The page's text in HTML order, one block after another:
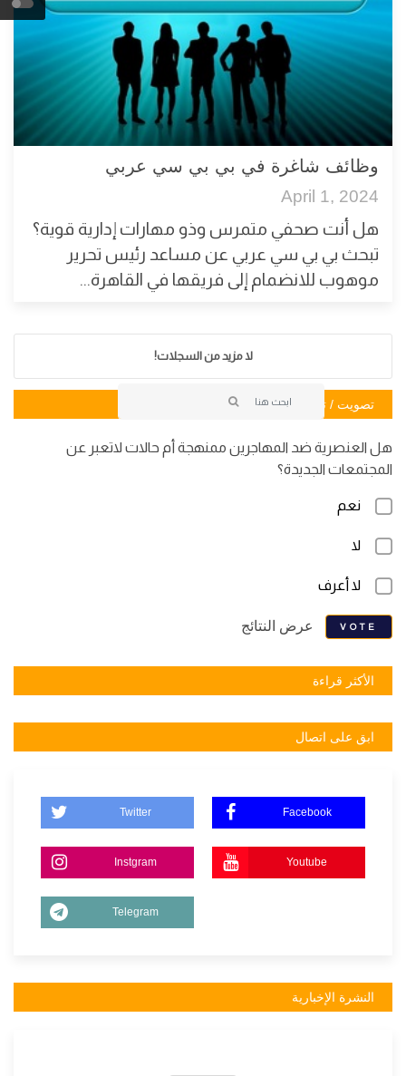
وظائف شاغرة في بي بي سي عربي
April 1, 2024
هل أنت صحفي متمرس وذو مهارات إدارية قوية؟
تبحث بي بي سي عربي عن مساعد رئيس تحرير
موهوب للانضمام إلى فريقها في القاهرة...
لا مزيد من السجلات!
تصويت / تصويت
هل العنصرية ضد المهاجرين ممنهجة أم حالات لاتعبر عن
المجتمعات الجديدة؟
نعم
لا
لا أعرف
VOTE عرض النتائج
الأكثر قراءة
ابق على اتصال
Twitter Facebook
Instgram Youtube
Telegram
النشرة الإخبارية